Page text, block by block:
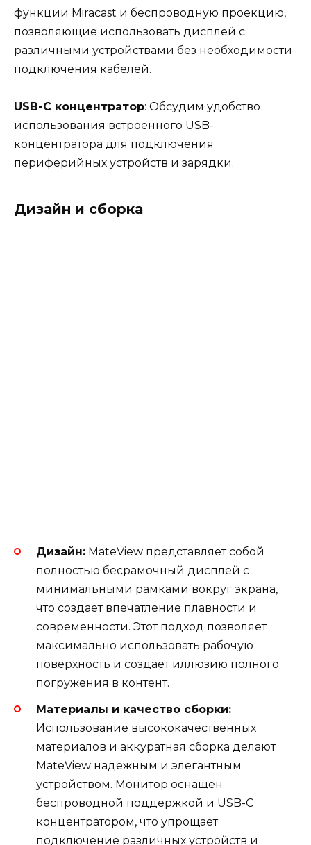
функции Miracast и беспроводную проекцию,
позволяющие использовать дисплей с
различными устройствами без необходимости
подключения кабелей.
USB-C концентратор: Обсудим удобство
использования встроенного USB-
концентратора для подключения
периферийных устройств и зарядки.
Дизайн и сборка
Дизайн: MateView представляет собой
полностью бесрамочный дисплей с
минимальными рамками вокруг экрана,
что создает впечатление плавности и
современности. Этот подход позволяет
максимально использовать рабочую
поверхность и создает иллюзию полного
погружения в контент.
Материалы и качество сборки:
Использование высококачественных
материалов и аккуратная сборка делают
MateView надежным и элегантным
устройством. Монитор оснащен
беспроводной поддержкой и USB-C
концентратором, что упрощает
подключение различных устройств и